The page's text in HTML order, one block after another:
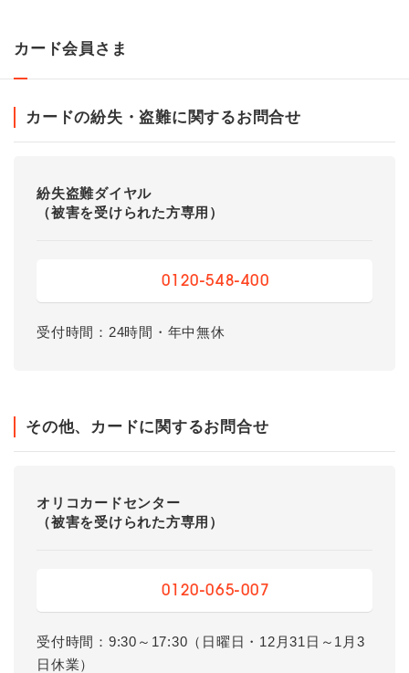
カード会員さま
カードの紛失・盗難に関するお問合せ
紛失盗難ダイヤル
（被害を受けられた方専用）
0120-548-400
受付時間：24時間・年中無休
その他、カードに関するお問合せ
オリコカードセンター
（被害を受けられた方専用）
0120-065-007
受付時間：9:30～17:30（日曜日・12月31日～1月3
日休業）